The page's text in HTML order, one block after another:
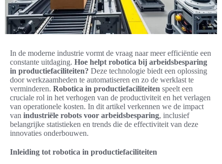
In de moderne industrie vormt de vraag naar meer efficiëntie een
constante uitdaging. Hoe helpt robotica bij arbeidsbesparing
in productiefaciliteiten? Deze technologie biedt een oplossing
door werkzaamheden te automatiseren en zo de werklast te
verminderen. Robotica in productiefaciliteiten speelt een
cruciale rol in het verhogen van de productiviteit en het verlagen
van operationele kosten. In dit artikel verkennen we de impact
van industriële robots voor arbeidsbesparing, inclusief
belangrijke statistieken en trends die de effectiviteit van deze
innovaties onderbouwen.
Inleiding tot robotica in productiefaciliteiten